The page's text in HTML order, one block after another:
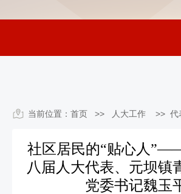
当前位置： 首页 >> 人大工作 >> 代
社区居民的“贴心人
八届人大代表、元坝镇
党委书记魏玉